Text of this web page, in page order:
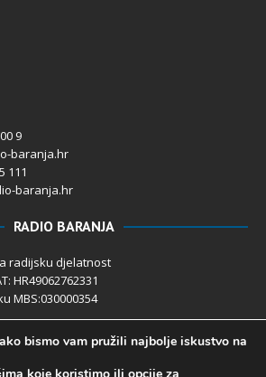
9
baranja.hr
111
baranja.hr
RADIO BARANJA
radijsku djelatnost
HR49062762331
MBS:030000354
€ uplaćen u cijelosti
1100121402
bismo vam pružili najbolje iskustvo na